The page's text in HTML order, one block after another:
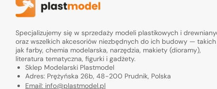
Specjalizujemy się w sprzedaży modeli plastikowych i
oraz wszelkich akcesoriów niezbędnych do ich budowy — takich
jak farby, chemia modelarska, narzędzia, makiety (dioramy),
literatura tematyczna, figurki i gadżety.
Sklep Modelarski Plastmodel
Adres: Prężyńska 26b, 48-200 Prudnik, Polska
Email: info@plastmodel.pl